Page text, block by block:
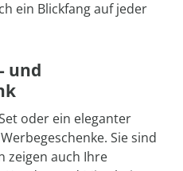
ein Blickfang auf jeder
und
oder ein eleganter
Sie sind
zeigen auch Ihre